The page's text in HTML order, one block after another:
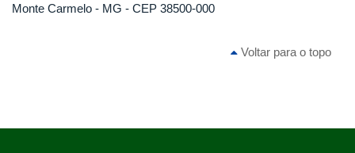
Monte Carmelo - MG - CEP 38500-000
Voltar para o topo